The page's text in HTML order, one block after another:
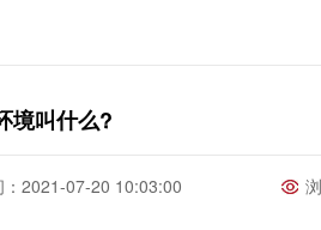
境叫什么?
：2021-07-20 10:03:00